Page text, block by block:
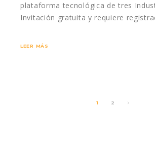
plataforma tecnológica de tres
Invitación gratuita y requiere
LEER MÁS
1 2